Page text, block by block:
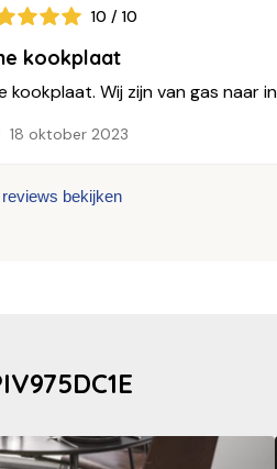
10 / 10
kookplaat
kookplaat. Wij zijn van gas naar
18 oktober 2023
bekijken